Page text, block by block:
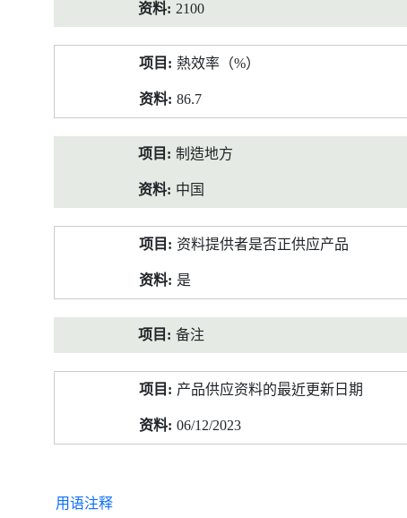
2100
熱效率（%）
86.7
制造地方
中国
资料提供者是否正供应产品
是
备注
产品供应资料的最近更新日期
06/12/2023
用语注释